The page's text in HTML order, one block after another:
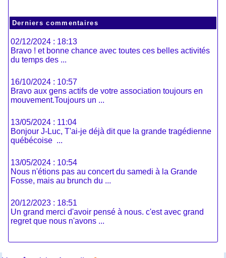
Derniers commentaires
02/12/2024 : 18:13
Bravo ! et bonne chance avec toutes ces belles activités
du temps des ...
16/10/2024 : 10:57
Bravo aux gens actifs de votre association toujours en
mouvement.Toujours un ...
13/05/2024 : 11:04
Bonjour J-Luc, T'ai-je déjà dit que la grande tragédienne
québécoise ...
13/05/2024 : 10:54
Nous n'étions pas au concert du samedi à la Grande
Fosse, mais au brunch du ...
20/12/2023 : 18:51
Un grand merci d'avoir pensé à nous. c'est avec grand
regret que nous n'avons ...